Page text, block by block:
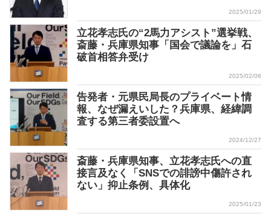
2025/01/29
立花孝志氏の“2馬力アシスト”選挙戦、
斎藤・兵庫県知事「国会で議論を」石
破首相答弁受け
2025/02/06
告発者・元県民局長のプライベート情
報、なぜ漏えいした？兵庫県、経緯調
査する第三者委設置へ
2024/12/27
斎藤・兵庫県知事、立花孝志氏への直
接言及なく「SNSでの誹謗中傷許され
ない」抑止条例、具体化
2025/01/23